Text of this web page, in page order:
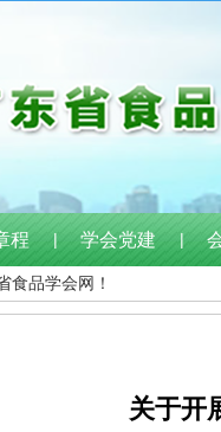
程 | 学会党建 |
食品学会网！
关于开